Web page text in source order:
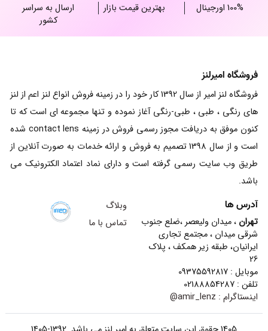
100% اورجینال بهترین قیمت بازار
ارسال به سراسر
کشور
فروشگاه امیرلنز
فروشگاه لنز امیر از سال 1392 کار خود را در زمینه فروش انواع لنز اعم از لنز
های رنگی ، طبی ، طبی-رنگی آغاز نموده و تنها مجموعه ای است که تا
کنون موفق به دریافت مجوز رسمی فروش در زمینه contact lens شده
است و از سال 1398 تصمیم به فروش و ارائه خدمات به صورت آنلاین از
طریق وب سایت رسمی گرفته است و دارای نماد اعتماد الکترونیک می
باشد.
آدرس ها
تهران ، میدان ولیعصر ،ضلع جنوب
شرقی میدان ، مجتمع تجاری
ایرانیان، طبقه زیر همکف ، پلاک
26
موبایل : 09375592817
تلفن : 02188854287
اینستاگرام : amir_lenz@
وبلاگ
تماس با ما